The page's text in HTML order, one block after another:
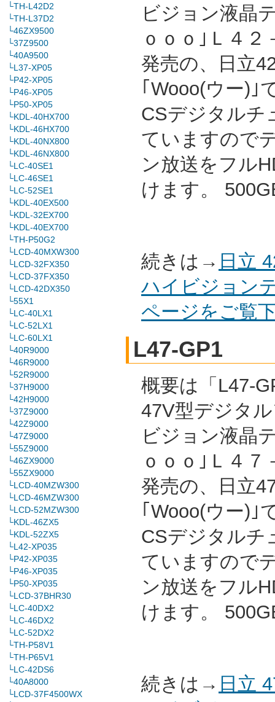
ビジョン液晶
ｏｏｏ｣Ｌ４２
発売の、日立
｢Wooo(ウー)｣
CSデジタルチ
ていますので
ン放送をフル
けます。
続きは→ 日立
ハイビジョン
ページをご覧
L47-GP1
概要は「L47-
47V型デジタ
ビジョン液晶
ｏｏｏ｣Ｌ４７
発売の、日立
｢Wooo(ウー)｣
CSデジタルチ
ていますので
ン放送をフル
けます。
続きは→ 日立
└TH-L42D2
└TH-L37D2
└46ZX9500
└37Z9500
└40A9500
└L37-XP05
└P42-XP05
└P46-XP05
└P50-XP05
└KDL-40HX700
└KDL-46HX700
└KDL-40NX800
└KDL-46NX800
└LC-40SE1
└LC-46SE1
└LC-52SE1
└KDL-40EX500
└KDL-32EX700
└KDL-40EX700
└TH-P50G2
└LCD-40MXW300
└LCD-32FX350
└LCD-37FX350
└LCD-42DX350
└55X1
└LC-40LX1
└LC-52LX1
└LC-60LX1
└40R9000
└46R9000
└52R9000
└37H9000
└42H9000
└37Z9000
└42Z9000
└47Z9000
└55Z9000
└46ZX9000
└55ZX9000
└LCD-40MZW300
└LCD-46MZW300
└LCD-52MZW300
└KDL-46ZX5
└KDL-52ZX5
└L42-XP035
└P42-XP035
└P46-XP035
└P50-XP035
└LCD-37BHR30
└LC-40DX2
└LC-46DX2
└LC-52DX2
└TH-P58V1
└TH-P65V1
└LC-42DS6
└40A8000
└LCD-37F4500WX